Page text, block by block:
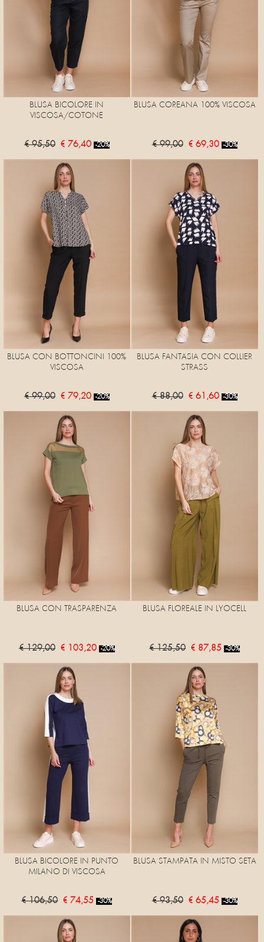
BLUSA BICOLORE IN
VISCOSA/COTONE
€ 95,50 € 76,40 -20%
BLUSA COREANA 100% VISCOSA
€ 99,00 € 69,30 -30%
BLUSA CON BOTTONCINI 100%
VISCOSA
€ 99,00 € 79,20 -20%
BLUSA FANTASIA CON COLLIER
STRASS
€ 88,00 € 61,60 -30%
BLUSA CON TRASPARENZA
€ 129,00 € 103,20 -20%
BLUSA FLOREALE IN LYOCELL
€ 125,50 € 87,85 -30%
BLUSA BICOLORE IN PUNTO
MILANO DI VISCOSA
€ 106,50 € 74,55 -30%
BLUSA STAMPATA IN MISTO SETA
€ 93,50 € 65,45 -30%